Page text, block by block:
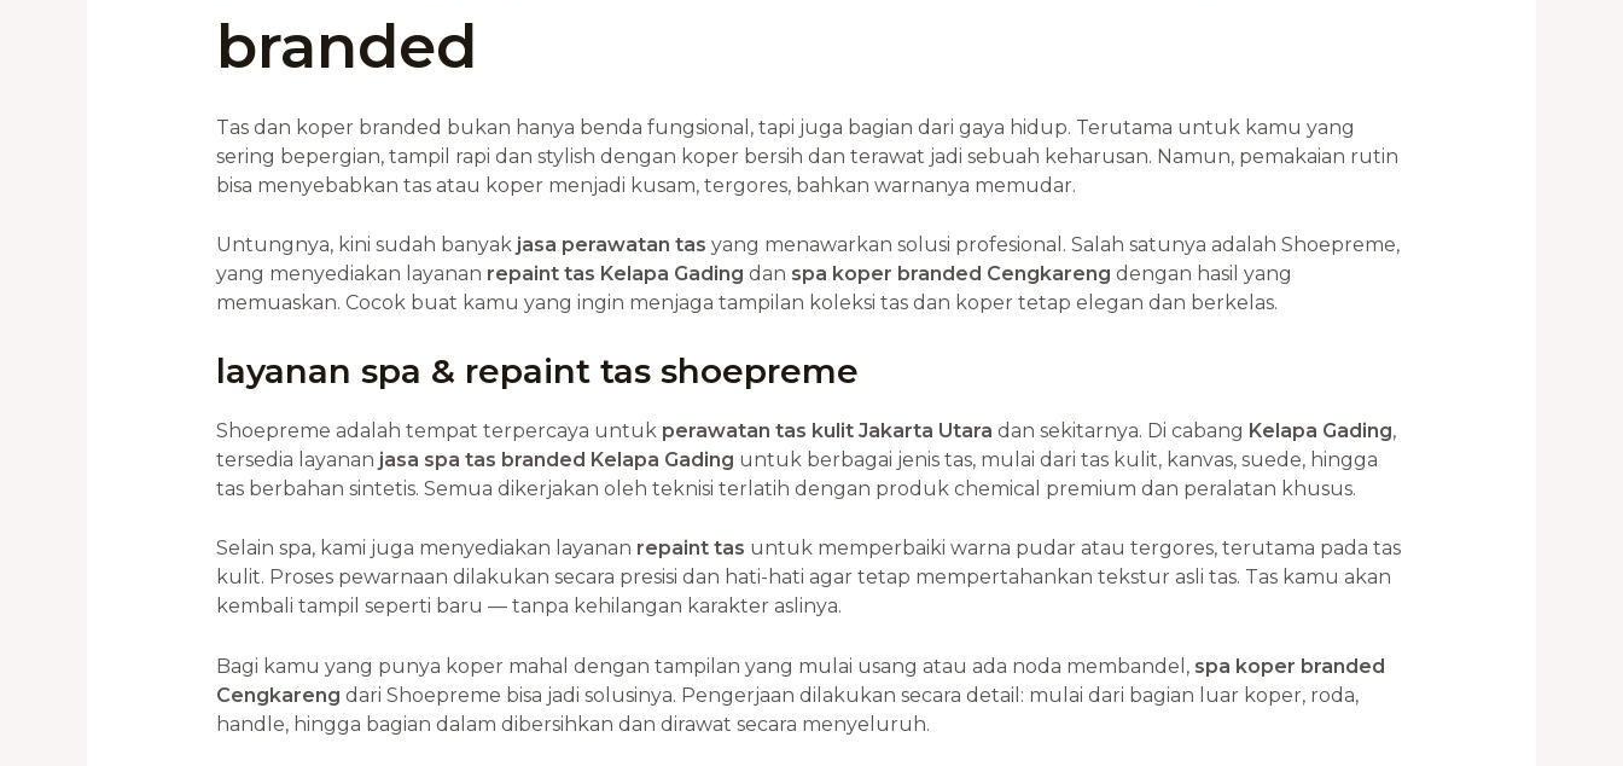
branded
Tas dan koper branded bukan hanya benda fungsional, tapi juga bagian dari gaya hidup. Terutama untuk kamu yang
sering bepergian, tampil rapi dan stylish dengan koper bersih dan terawat jadi sebuah keharusan. Namun, pemakaian rutin
bisa menyebabkan tas atau koper menjadi kusam, tergores, bahkan warnanya memudar.
Untungnya, kini sudah banyak jasa perawatan tas yang menawarkan solusi profesional. Salah satunya adalah Shoepreme,
yang menyediakan layanan repaint tas Kelapa Gading dan spa koper branded Cengkareng dengan hasil yang
memuaskan. Cocok buat kamu yang ingin menjaga tampilan koleksi tas dan koper tetap elegan dan berkelas.
layanan spa & repaint tas shoepreme
Shoepreme adalah tempat terpercaya untuk perawatan tas kulit Jakarta Utara dan sekitarnya. Di cabang Kelapa Gading,
tersedia layanan jasa spa tas branded Kelapa Gading untuk berbagai jenis tas, mulai dari tas kulit, kanvas, suede, hingga
tas berbahan sintetis. Semua dikerjakan oleh teknisi terlatih dengan produk chemical premium dan peralatan khusus.
Selain spa, kami juga menyediakan layanan repaint tas untuk memperbaiki warna pudar atau tergores, terutama pada tas
kulit. Proses pewarnaan dilakukan secara presisi dan hati-hati agar tetap mempertahankan tekstur asli tas. Tas kamu akan
kembali tampil seperti baru — tanpa kehilangan karakter aslinya.
Bagi kamu yang punya koper mahal dengan tampilan yang mulai usang atau ada noda membandel, spa koper branded
Cengkareng dari Shoepreme bisa jadi solusinya. Pengerjaan dilakukan secara detail: mulai dari bagian luar koper, roda,
handle, hingga bagian dalam dibersihkan dan dirawat secara menyeluruh.